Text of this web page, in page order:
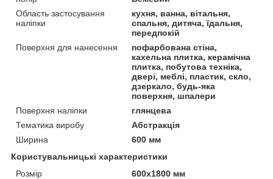
Область застосування
наліпки
кухня, ванна, вітальня,
спальня, дитяча, їдальня,
передпокій
Поверхня для нанесення
пофарбована стіна,
кахельна плитка, керамічна
плитка, побутова техніка,
двері, меблі, пластик, скло,
дзеркало, будь-яка
поверхня, шпалери
Поверхня наліпки
глянцева
Тематика виробу
Абстракція
Ширина
600 мм
Користувальницькі характеристики
Розмір
600х1800 мм